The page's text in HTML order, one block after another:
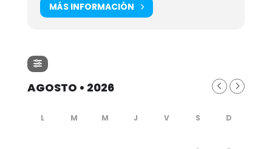
MÁS INFORMACIÓN
AGOSTO • 2026